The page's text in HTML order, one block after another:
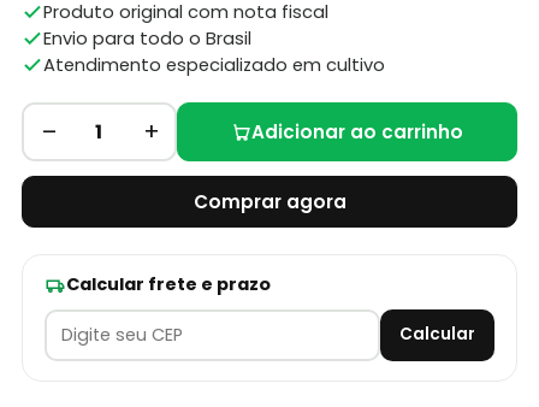
Produto original com nota fiscal
Envio para todo o Brasil
Atendimento especializado em cultivo
– 1 + Adicionar ao carrinho
Comprar agora
Calcular frete e prazo
Calcular